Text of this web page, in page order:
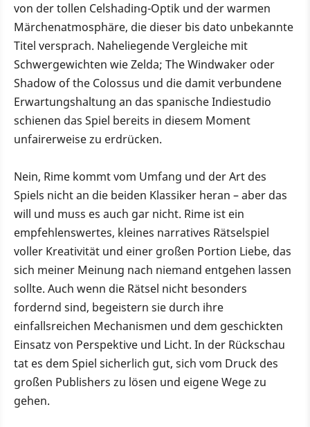
von der tollen Celshading-Optik und der warmen
Märchenatmosphäre, die dieser bis dato unbekannte
Titel versprach. Naheliegende Vergleiche mit
Schwergewichten wie Zelda; The Windwaker oder
Shadow of the Colossus und die damit verbundene
Erwartungshaltung an das spanische Indiestudio
schienen das Spiel bereits in diesem Moment
unfairerweise zu erdrücken.
Nein, Rime kommt vom Umfang und der Art des
Spiels nicht an die beiden Klassiker heran – aber das
will und muss es auch gar nicht. Rime ist ein
empfehlenswertes, kleines narratives Rätselspiel
voller Kreativität und einer großen Portion Liebe, das
sich meiner Meinung nach niemand entgehen lassen
sollte. Auch wenn die Rätsel nicht besonders
fordernd sind, begeistern sie durch ihre
einfallsreichen Mechanismen und dem geschickten
Einsatz von Perspektive und Licht. In der Rückschau
tat es dem Spiel sicherlich gut, sich vom Druck des
großen Publishers zu lösen und eigene Wege zu
gehen.